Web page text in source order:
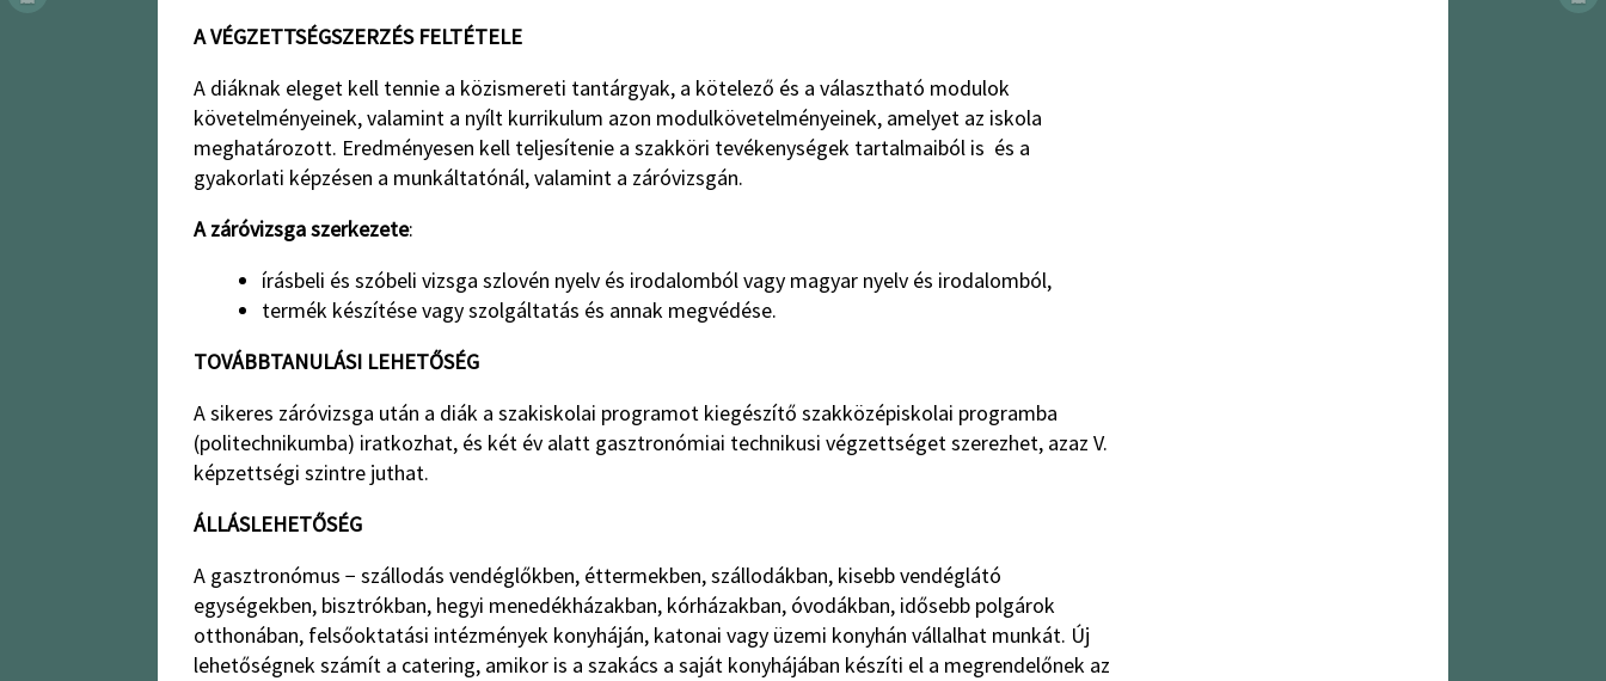
A VÉGZETTSÉGSZERZÉS FELTÉTELE
A diáknak eleget kell tennie a közismereti tantárgyak, a kötelező és a választható modulok
követelményeinek, valamint a nyílt kurrikulum azon modulkövetelményeinek, amelyet az iskola
meghatározott. Eredményesen kell teljesítenie a szakköri tevékenységek tartalmaiból is és a
gyakorlati képzésen a munkáltatónál, valamint a záróvizsgán.
A záróvizsga szerkezete:
írásbeli és szóbeli vizsga szlovén nyelv és irodalomból vagy magyar nyelv és irodalomból,
termék készítése vagy szolgáltatás és annak megvédése.
TOVÁBBTANULÁSI LEHETŐSÉG
A sikeres záróvizsga után a diák a szakiskolai programot kiegészítő szakközépiskolai programba
(politechnikumba) iratkozhat, és két év alatt gasztronómiai technikusi végzettséget szerezhet, azaz V.
képzettségi szintre juthat.
ÁLLÁSLEHETŐSÉG
A gasztronómus − szállodás vendéglőkben, éttermekben, szállodákban, kisebb vendéglátó
egységekben, bisztrókban, hegyi menedékházakban, kórházakban, óvodákban, idősebb polgárok
otthonában, felsőoktatási intézmények konyháján, katonai vagy üzemi konyhán vállalhat munkát. Új
lehetőségnek számít a catering, amikor is a szakács a saját konyhájában készíti el a megrendelőnek az